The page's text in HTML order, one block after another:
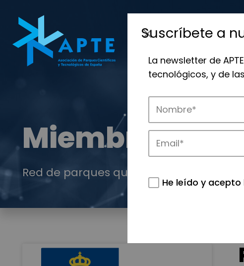
Miembros
Red de parques que integran el
Suscríbete a
La newsletter de
tecnológicos, y de
He leído y acepto